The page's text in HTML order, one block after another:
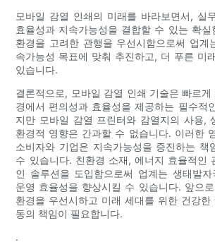
모바일 감열 인쇄의 미래를 바라보면서, 실
효율성과 지속가능성을 결합할 수 있는 확실
환경을 고려한 관행을 우선시함으로써 업계
속가능성 목표에 맞춰 추진하고, 더 푸른 미
있습니다.
결론적으로, 모바일 감열 인쇄 기술은 빠르
경에서 편의성과 효율성을 제공하는 필수적
지만 모바일 감열 프린터와 감열지의 사용,
환경적 영향은 간과할 수 없습니다. 이러한
소비자와 기업은 지속가능성을 증진하는 책
수 있습니다. 친환경 소재, 에너지 효율적인
인 솔루션을 도입함으로써 업계는 생태발
운영 효율성을 향상시킬 수 있습니다. 앞으
환경을 우선시하고 미래 세대를 위한 건강한
동의 책임이 필요합니다.
.